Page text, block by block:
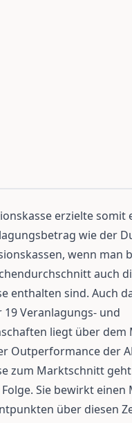
erzielte
wie der
wenn man
auch
enthalten sind. Auch
19 Veranlagungs- und
liegt über dem
Outperformance der
zum Marktschnitt
Sie bewirkt
über diesen